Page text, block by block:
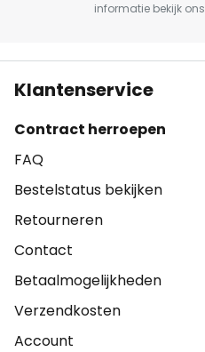
informatie bekijk ons
Klantenservice
Contract herroepen
FAQ
Bestelstatus bekijken
Retourneren
Contact
Betaalmogelijkheden
Verzendkosten
Account